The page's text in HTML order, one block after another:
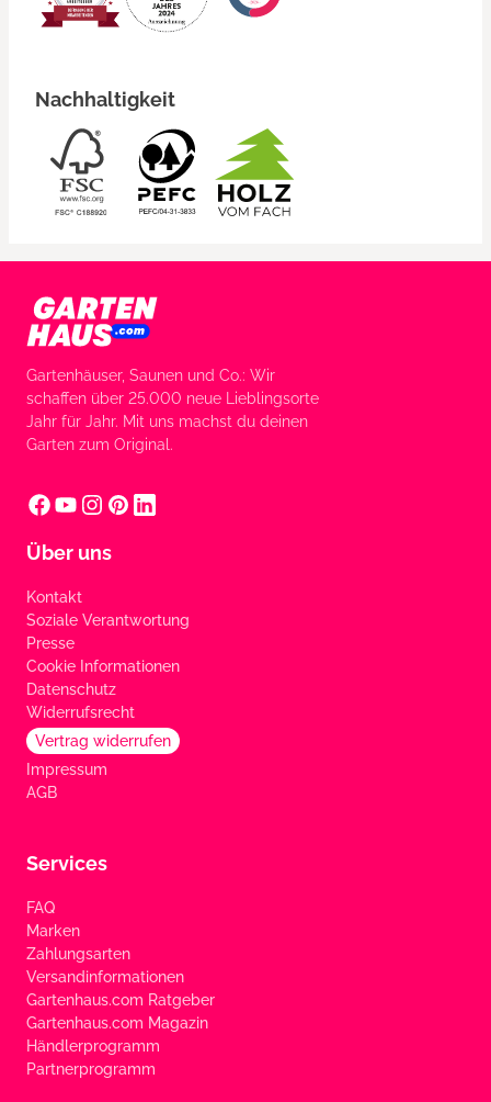
Nachhaltigkeit
Gartenhäuser, Saunen und Co.: Wir
schaffen über 25.000 neue Lieblingsorte
Jahr für Jahr. Mit uns machst du deinen
Garten zum Original.
Über uns
Kontakt
Soziale Verantwortung
Presse
Cookie Informationen
Datenschutz
Widerrufsrecht
Vertrag widerrufen
Impressum
AGB
Services
FAQ
Marken
Zahlungsarten
Versandinformationen
Gartenhaus.com Ratgeber
Gartenhaus.com Magazin
Händlerprogramm
Partnerprogramm